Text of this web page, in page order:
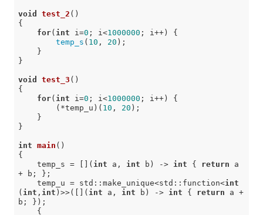
void test_2 ()
{
for( int i=0 ; i<1000000 ; i++) {
temp_s ( 10 , 20 );
}
void test_3 ()
{
for( int i=0 ; i<1000000 ; i++) {
        (*temp_u)(
10 , 20 );
}
int main ()
{
    temp_s = [](
int a, int b) -> int { return a
+ b; };
    temp_u = std::make_unique<std::function<
int
( int , int )>>([]( int a, int b) -> int { return a +
b; });